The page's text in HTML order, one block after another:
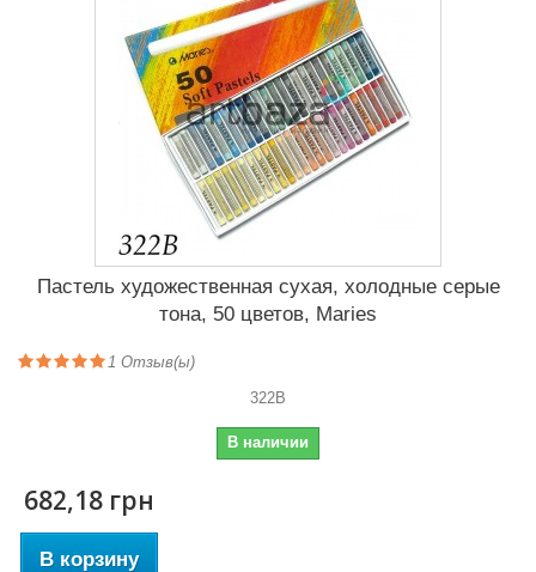
Пастель художественная сухая, холодные серые
тона, 50 цветов, Maries
1 Отзыв(ы)
322B
В наличии
682,18 грн
В корзину